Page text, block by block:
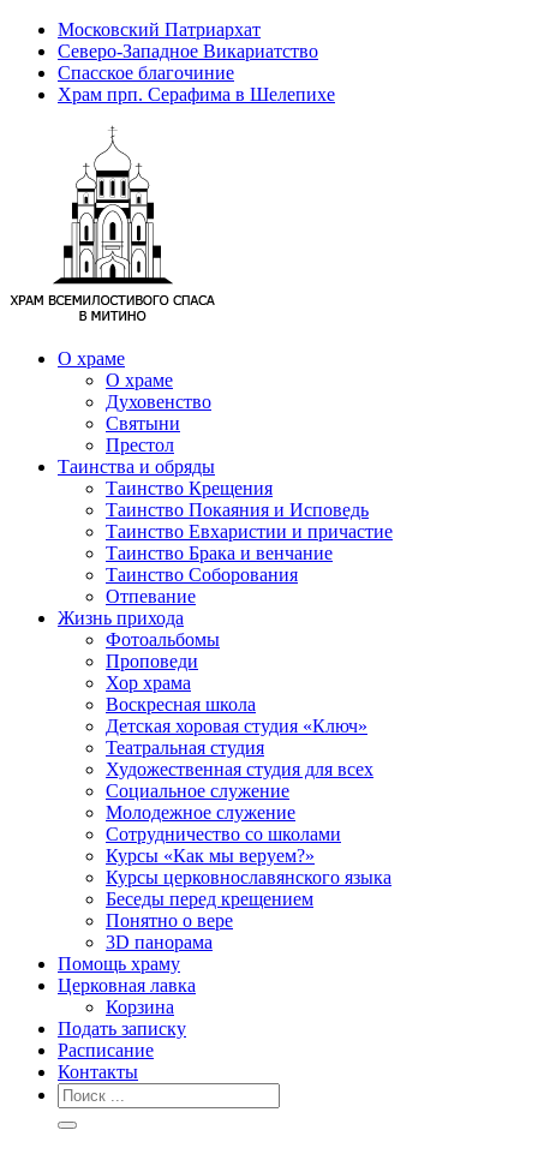
Московский Патриархат
Северо-Западное Викариатство
Спасское благочиние
Храм прп. Серафима в Шелепихе
О храме
О храме
Духовенство
Святыни
Престол
Таинства и обряды
Таинство Крещения
Таинство Покаяния и Исповедь
Таинство Евхаристии и причастие
Таинство Брака и венчание
Таинство Соборования
Отпевание
Жизнь прихода
Фотоальбомы
Проповеди
Хор храма
Воскресная школа
Детская хоровая студия «Ключ»
Театральная студия
Х​удожественная студия для всех
Социальное служение
Молодежное служение
Сотрудничество со школами
Курсы «Как мы веруем?»
Курсы церковнославянского языка
Беседы перед крещением
Понятно о вере
3D панорама
Помощь храму
Церковная лавка
Корзина
Подать записку
Расписание
Контакты